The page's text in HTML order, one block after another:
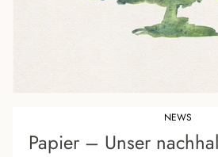
NEWS
Papier – Unser